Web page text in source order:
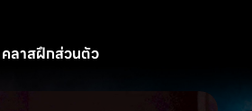
คลาสฝึกส่วนตัว